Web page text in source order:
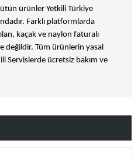
ürünler Yetkili Türkiye
Farklı platformlarda
kaçak ve naylon faturalı
değildir. Tüm ürünlerin yasal
Servislerde ücretsiz bakım ve